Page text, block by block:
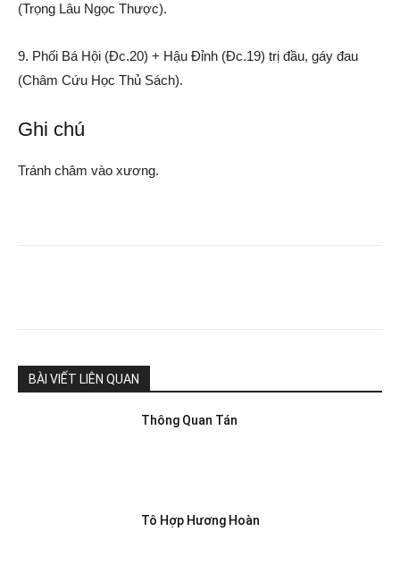
(Trọng Lâu Ngọc Thược).
9. Phối Bá Hội (Đc.20) + Hậu Đỉnh (Đc.19) trị đầu, gáy đau
(Châm Cứu Học Thủ Sách).
Ghi chú
Tránh châm vào xương.
BÀI VIẾT LIÊN QUAN
Thông Quan Tán
Tô Hợp Hương Hoàn